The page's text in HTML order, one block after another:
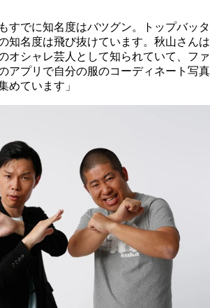
もすでに知名度はバツグン。トップバッタ
知名度は飛び抜けています。秋山さんは
オシャレ芸人として知られていて、ファ
アプリで自分の服のコーディネート写真
めています」